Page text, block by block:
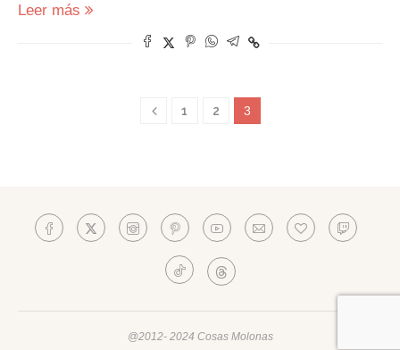
Leer más
1 2 3
@2012- 2024 Cosas Molonas